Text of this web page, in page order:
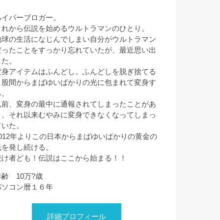
パーブロガー。
れから伝説を始めるウルトラマンのひとり。
球の生活になじんでしまい自分がウルトラマン
ったことをすっかり忘れていたが、最近思い出
。
身アイテムはふんどし。ふんどしを脱ぎ捨てる
股間からまばゆいばかりの光に包まれて変身す
前、変身の最中に通報されてしまったことがあ
、それ以来むやみに変身できなくなってしまっ
た。
年よりこの日本からまばゆいばかりの黄金の
発し続ける。
け者ども！伝説はここから始まる！！
齢 10万?歳
ソコン暦１６年
詳細プロフィール